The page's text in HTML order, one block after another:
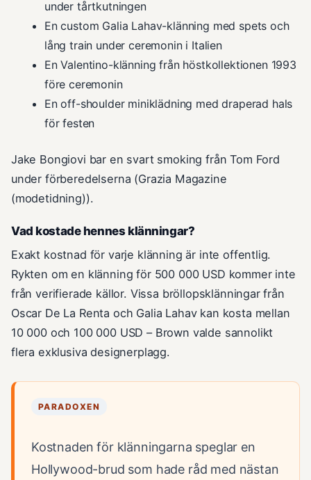
under tårtkutningen
En custom Galia Lahav-klänning med spets och
lång train under ceremonin i Italien
En Valentino-klänning från höstkollektionen 1993
före ceremonin
En off-shoulder miniklädning med draperad hals
för festen
Jake Bongiovi bar en svart smoking från Tom Ford
under förberedelserna (Grazia Magazine
(modetidning)).
Vad kostade hennes klänningar?
Exakt kostnad för varje klänning är inte offentlig.
Rykten om en klänning för 500 000 USD kommer inte
från verifierade källor. Vissa bröllopsklänningar från
Oscar De La Renta och Galia Lahav kan kosta mellan
10 000 och 100 000 USD – Brown valde sannolikt
flera exklusiva designerplagg.
PARADOXEN
Kostnaden för klänningarna speglar en
Hollywood-brud som hade råd med nästan